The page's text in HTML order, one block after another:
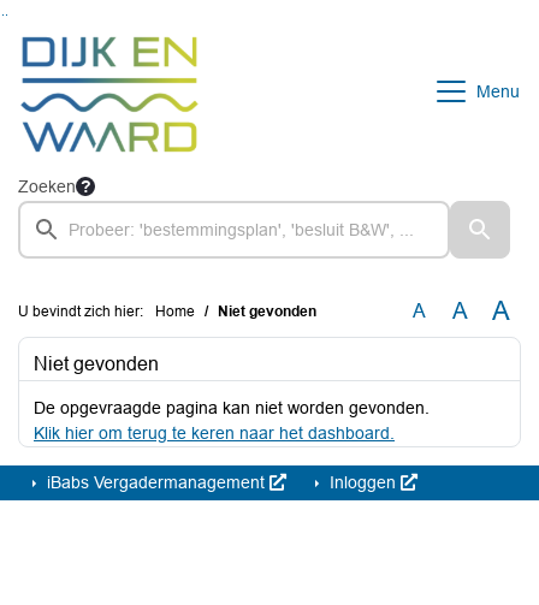
Menu
Zoeken
U bevindt zich hier: Home Niet gevonden A A A
Niet gevonden
De opgevraagde pagina kan niet worden gevonden.
Klik hier om terug te keren naar het dashboard.
iBabs Vergadermanagement Inloggen